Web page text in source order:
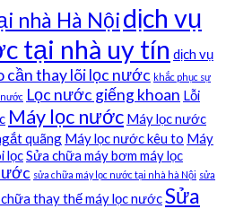
nhà Hà Nộidịch vụ
tại nhà uy tín dịch vụ
cần thay lõi lọc nước khắc phục sự
nước Lọc nước giếng khoan Lỗi
Máy lọc nước Máy lọc nước
quãng Máy lọc nước kêu to Máy
lọcSửa chữa máy bơm máy lọc
sửa chữa máy lọc nước tại nhà hà Nội sửa
thay thế máy lọc nướcSửa